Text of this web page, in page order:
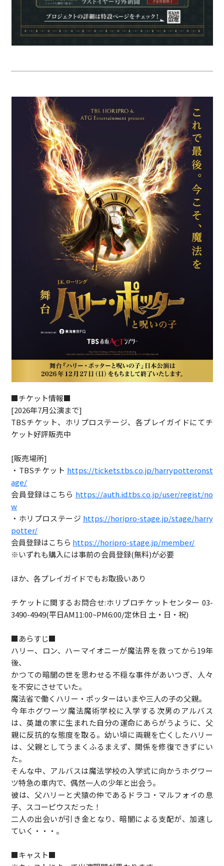
■チケット情報■
[2026年7月公演まで]
TBSチケット、ホリプロステージ、各プレイガイドにてチ
ケット好評販売中
[販売場所]
・TBSチケット https://tickets.tbs.co.jp/harrypotteronst
age/
会員登録はこちら https://auth.id.tbs.co.jp/user/regist/no
w
・ホリプロステージ https://horipro-stage.jp/stage/harry
potter/
会員登録はこちら https://horipro-stage.jp/member/
※いずれも購入には事前の会員登録(無料)が必要
ほか、各プレイガイドでもお取扱いあり
チケットに関するお問合せ:ホリプロチケットセンター 03-
3490-4949(平日AM11:00~PM6:00/定休日 土・日・祝)
■あらすじ■
ハリー、ロン、ハーマイオニーが魔法界を救ってから19年
後、
かつての暗闇の世を思わせる不穏な事件があいつぎ、人々
を不安にさせていた。
魔法省で働くハリー・ポッターはいまや三人の子の父親。
今年ホグワーツ魔法魔術学校に入学する次男のアルバス
は、英雄の家に生まれた自分の運命にあらがうように、父
親に反抗的な態度を取る。幼い頃に両親を亡くしたハリー
は、父親としてうまくふるまえず、関係を修復できずにい
た。
そんな中、アルバスは魔法学校の入学式に向かうホグワー
ツ特急の車内で、偶然一人の少年と出会う。
彼は、父ハリーと犬猿の仲であるドラコ・マルフォイの息
子、スコーピウスだった！
二人の出会いが引き金となり、暗闇による支配が、加速し
ていく・・・。
■キャスト■